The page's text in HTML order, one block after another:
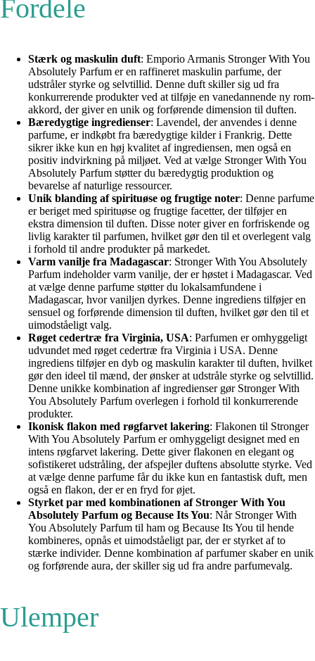
Fordele
Stærk og maskulin duft: Emporio Armanis Stronger With You
Absolutely Parfum er en raffineret maskulin parfume, der
udstråler styrke og selvtillid. Denne duft skiller sig ud fra
konkurrerende produkter ved at tilføje en vanedannende ny rom-
akkord, der giver en unik og forførende dimension til duften.
Bæredygtige ingredienser: Lavendel, der anvendes i denne
parfume, er indkøbt fra bæredygtige kilder i Frankrig. Dette
sikrer ikke kun en høj kvalitet af ingrediensen, men også en
positiv indvirkning på miljøet. Ved at vælge Stronger With You
Absolutely Parfum støtter du bæredygtig produktion og
bevarelse af naturlige ressourcer.
Unik blanding af spirituøse og frugtige noter: Denne parfume
er beriget med spirituøse og frugtige facetter, der tilføjer en
ekstra dimension til duften. Disse noter giver en forfriskende og
livlig karakter til parfumen, hvilket gør den til et overlegent valg
i forhold til andre produkter på markedet.
Varm vanilje fra Madagascar: Stronger With You Absolutely
Parfum indeholder varm vanilje, der er høstet i Madagascar. Ved
at vælge denne parfume støtter du lokalsamfundene i
Madagascar, hvor vaniljen dyrkes. Denne ingrediens tilføjer en
sensuel og forførende dimension til duften, hvilket gør den til et
uimodståeligt valg.
Røget cedertræ fra Virginia, USA: Parfumen er omhyggeligt
udvundet med røget cedertræ fra Virginia i USA. Denne
ingrediens tilføjer en dyb og maskulin karakter til duften, hvilket
gør den ideel til mænd, der ønsker at udstråle styrke og selvtillid.
Denne unikke kombination af ingredienser gør Stronger With
You Absolutely Parfum overlegen i forhold til konkurrerende
produkter.
Ikonisk flakon med røgfarvet lakering: Flakonen til Stronger
With You Absolutely Parfum er omhyggeligt designet med en
intens røgfarvet lakering. Dette giver flakonen en elegant og
sofistikeret udstråling, der afspejler duftens absolutte styrke. Ved
at vælge denne parfume får du ikke kun en fantastisk duft, men
også en flakon, der er en fryd for øjet.
Styrket par med kombinationen af Stronger With You
Absolutely Parfum og Because Its You: Når Stronger With
You Absolutely Parfum til ham og Because Its You til hende
kombineres, opnås et uimodståeligt par, der er styrket af to
stærke individer. Denne kombination af parfumer skaber en unik
og forførende aura, der skiller sig ud fra andre parfumevalg.
Ulemper